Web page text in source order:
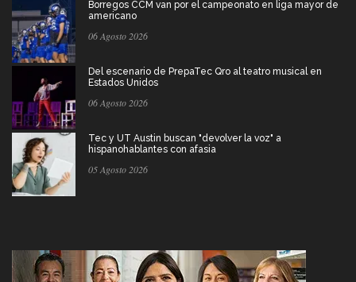
Borregos CCM van por el campeonato en liga mayor de
americano
06 Agosto 2026
Del escenario de PrepaTec Qro al teatro musical en
Estados Unidos
06 Agosto 2026
Tec y UT Austin buscan "devolver la voz" a
hispanohablantes con afasia
05 Agosto 2026